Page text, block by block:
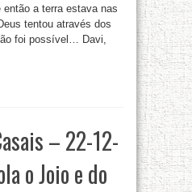
então a terra estava nas
tentou através dos
foi possível… Davi,
– 22-12-
o Joio e do